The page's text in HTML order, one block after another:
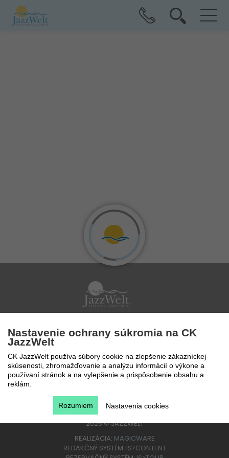
Po - Pi 9 - 17 hod
0850 777 888
2026©JAZZWELT
REALIZÁCIA: MAGICWARE
REDAKČNÝ SYSTÉM: IS>CONTENT
Nastavenie ochrany súkromia na CK
JazzWelt
CK JazzWelt používa súbory cookie na zlepšenie zákazníckej
skúsenosti, zhromažďovanie a analýzu informácií o výkone a
používaní stránok a na vylepšenie a prispôsobenie obsahu a
reklám.
Nastavenia cookies
Rozumiem